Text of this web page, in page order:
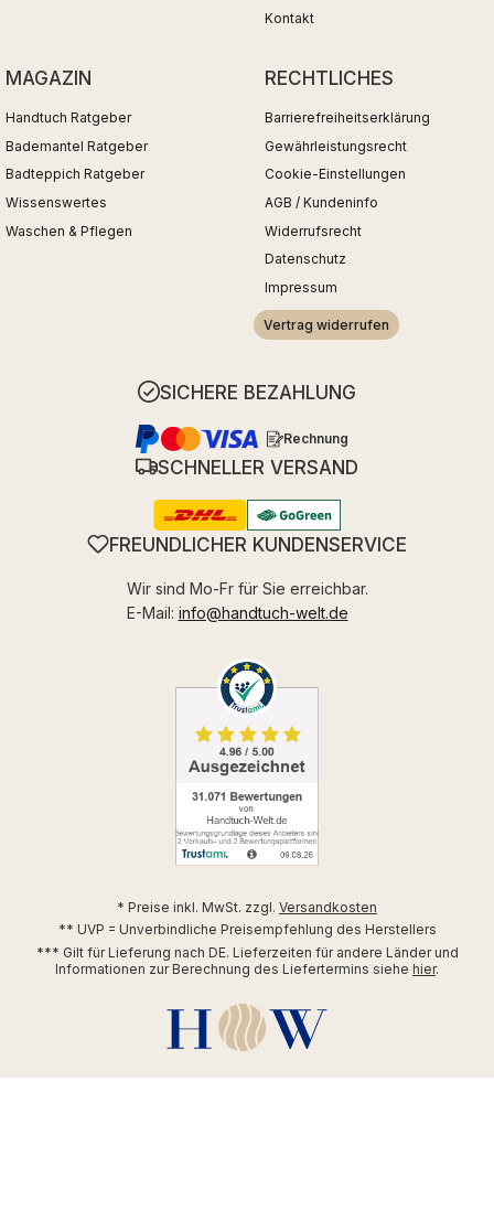
Kontakt
MAGAZIN
Handtuch Ratgeber
Bademantel Ratgeber
Badteppich Ratgeber
Wissenswertes
Waschen & Pflegen
RECHTLICHES
Barrierefreiheitserklärung
Gewährleistungsrecht
Cookie-Einstellungen
AGB / Kundeninfo
Widerrufsrecht
Datenschutz
Impressum
Vertrag widerrufen
SICHERE BEZAHLUNG
Rechnung
SCHNELLER VERSAND
FREUNDLICHER KUNDENSERVICE
Wir sind Mo-Fr für Sie erreichbar.
E-Mail: info@handtuch-welt.de
* Preise inkl. MwSt. zzgl. Versandkosten
** UVP = Unverbindliche Preisempfehlung des Herstellers
*** Gilt für Lieferung nach DE. Lieferzeiten für andere Länder und
Informationen zur Berechnung des Liefertermins siehe hier.